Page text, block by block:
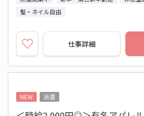
髪・ネイル自由
仕事詳細
NEW
派遣